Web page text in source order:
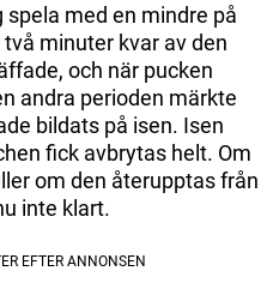
med en mindre på
minuter kvar av den
och när pucken
andra perioden märkte
bildats på isen. Isen
fick avbrytas helt. Om
om den återupptas från
inte klart.